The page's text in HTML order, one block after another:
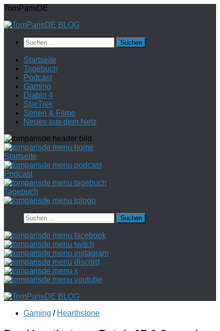
Zum
springen
TomParisDE
Suchen
nach:
Startseite
Tagebuch
Podcast
Gaming
Diablo 4
StarTrek
Serien & Filme
Neues aus dem Netz
Startseite
Podcast
Tagebuch
Suchen
nach:
Gaming / Hearthstone